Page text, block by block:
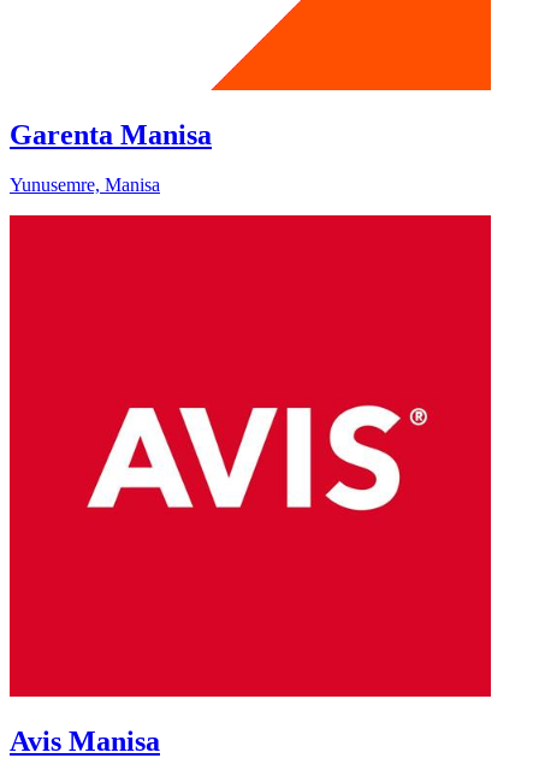
Garenta Manisa
Yunusemre, Manisa
Avis Manisa